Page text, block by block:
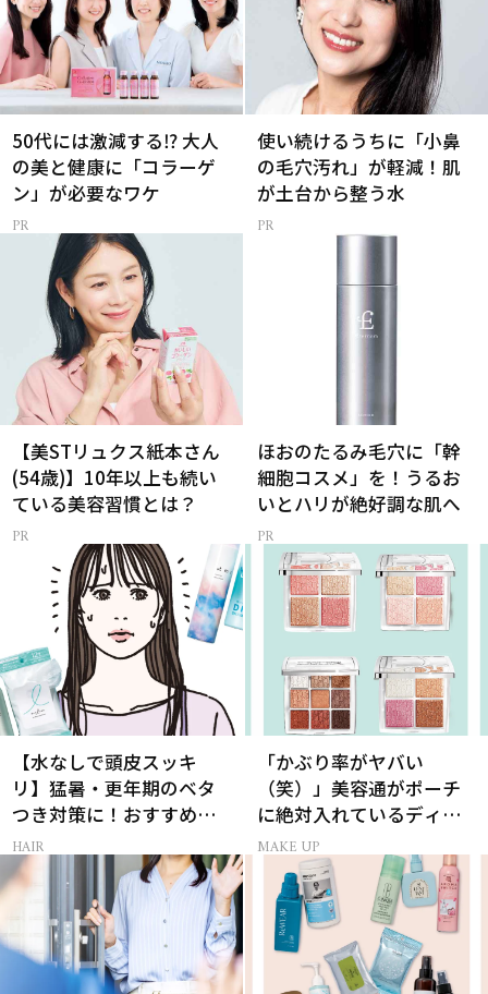
50代には激減する⁉ 大人
の美と健康に「コラーゲ
ン」が必要なワケ
使い続けるうちに「小鼻
の毛穴汚れ」が軽減！肌
が土台から整う水
【美STリュクス紙本さん
(54歳)】10年以上も続い
ている美容習慣とは？
ほおのたるみ毛穴に「幹
細胞コスメ」を！うるお
いとハリが絶好調な肌へ
【水なしで頭皮スッキ
リ】猛暑・更年期のベタ
つき対策に！おすすめ最
新ドライシャンプー4選
HAIR
「かぶり率がヤバい
（笑）」美容通がポーチ
に絶対入れているディオ
ールの名品パレット
MAKE UP